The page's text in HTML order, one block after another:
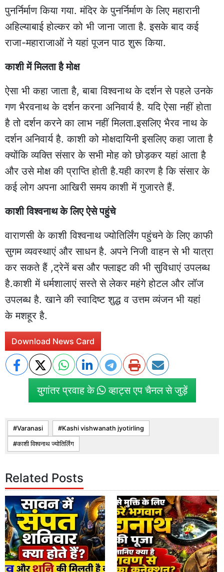
पुनर्निर्माण किया गया. मंदिर के पुनर्निर्माण के लिए महारानी
अहिल्याबाई होल्कर को भी जाना जाता है. इसके बाद कई
राजा-महाराजाओं ने यहां पूजन पाठ शुरू किया.
काशी में मिलता है मोक्ष
ऐसा भी कहा जाता है, बाबा विश्वनाथ के दर्शन से पहले उनके
गण भैरवनाथ के दर्शन करना अनिवार्य है. यदि ऐसा नहीं होता
है तो दर्शन करने का लाभ नहीं मिलता.इसलिए भैरव नाथ के
दर्शन अनिवार्य है. काशी को मोक्षदायिनी इसलिए कहा जाता है
क्योंकि व्यक्ति संसार के सभी मोह को छोड़कर यहां आता है
और उसे मोक्ष की प्राप्ति होती है.यही कारण है कि संसार के
कई लोग अपना आखिरी समय काशी में गुजारते हैं.
काशी विश्वनाथ के लिए ऐसे पहुंचे
वाराणसी के काशी विश्वनाथ ज्योतिर्लिंग पहुंचने के लिए काफी
सुगम व्यवस्थाएं और साधन है. अपने निजी वाहन से भी यात्रा
कर सकते हैं ,ट्रेनें बस और फ्लाइट की भी सुविधाएं उपलब्ध
है.काशी में धर्मशालाएं सस्ते से लेकर महंगे होटल और लॉज
उपलब्ध है. खाने की स्वादिष्ट शुद्ध व उत्तम व्यंजन भी यहां
के मशहूर है.
Download News Card
युगांतर प्रवाह के व्हाट्स एप चैनल से जुड़ें
Varanasi Kashi vishwanath jyotirling
काशी विश्वनाथ ज्योतिर्लिंग
Related Posts